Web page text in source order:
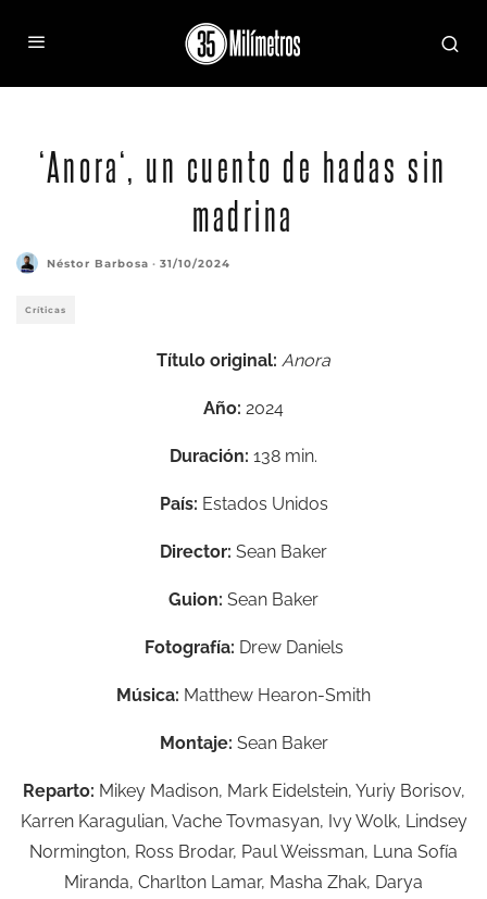
‘Anora‘, un cuento de hadas sin
madrina
Néstor Barbosa · 31/10/2024
Críticas
Título original: Anora
Año: 2024
Duración: 138 min.
País: Estados Unidos
Director: Sean Baker
Guion: Sean Baker
Fotografía: Drew Daniels
Música: Matthew Hearon-Smith
Montaje: Sean Baker
Reparto: Mikey Madison, Mark Eidelstein, Yuriy Borisov,
Karren Karagulian, Vache Tovmasyan, Ivy Wolk, Lindsey
Normington, Ross Brodar, Paul Weissman, Luna Sofía
Miranda, Charlton Lamar, Masha Zhak, Darya